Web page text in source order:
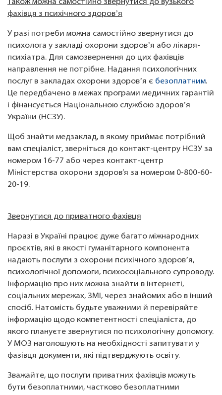
Також можна самостійно звернутися до вузького
фахівця з психічного здоровʼя
У разі потреби можна самостійно звернутися до
психолога у закладі охорони здоровʼя або лікаря-
психіатра. Для самозвернення до цих фахівців
направлення не потрібне. Надання психологічних
послуг в закладах охорони здоровʼя є безоплатним.
Це передбачено в межах програми медичних гарантій
і фінансується Національною службою здоровʼя
України (НСЗУ).
Щоб знайти медзаклад, в якому приймає потрібний
вам спеціаліст, зверніться до контакт-центру НСЗУ за
номером 16-77 або через контакт-центр
Міністерства охорони здоров’я за номером 0-800-60-
20-19.
Звернутися до приватного фахівця
Наразі в Україні працює дуже багато міжнародних
проєктів, які в якості гуманітарного компонента
надають послуги з охорони психічного здоровʼя,
психологічної допомоги, психосоціального супроводу.
Інформацію про них можна знайти в інтернеті,
соціальних мережах, ЗМІ, через знайомих або в інший
спосіб. Натомість будьте уважними й перевіряйте
інформацію щодо компетентності спеціаліста, до
якого плануєте звернутися по психологічну допомогу.
У МОЗ наголошують на необхідності запитувати у
фазівця документи, які підтверджують освіту.
Зважайте, що послуги приватних фахівців можуть
бути безоплатними, частково безоплатними